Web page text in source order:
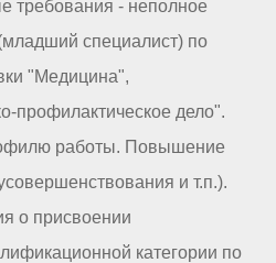
требования - неполное
специалист) по
"Медицина",
профилактическое дело".
работы. Повышение
и т.п.).
о присвоении
категории по